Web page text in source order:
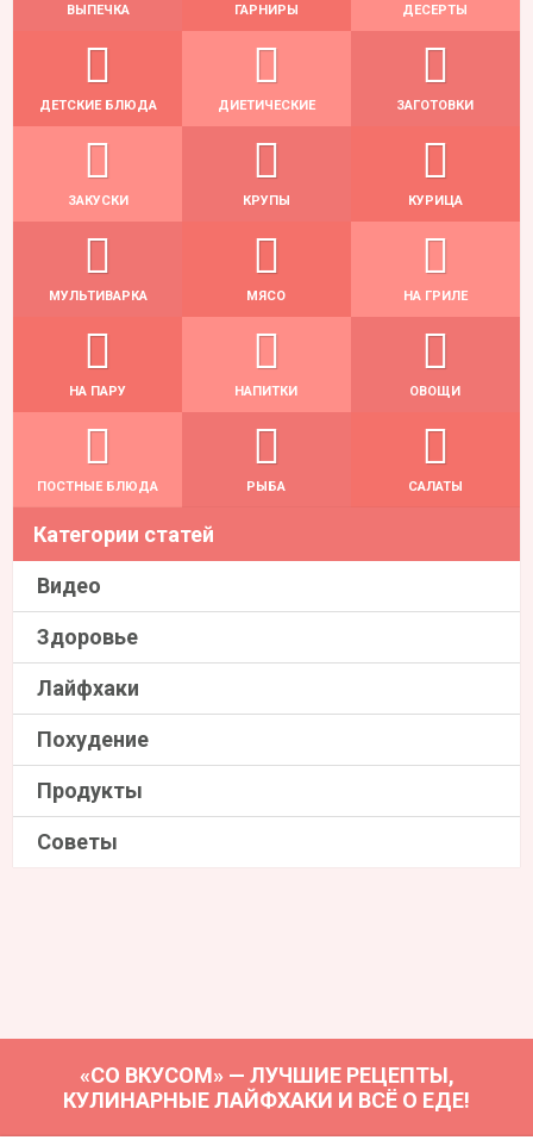
ВЫПЕЧКА ГАРНИРЫ ДЕСЕРТЫ
ДЕТСКИЕ БЛЮДА ДИЕТИЧЕСКИЕ ЗАГОТОВКИ
ЗАКУСКИ КРУПЫ КУРИЦА
МУЛЬТИВАРКА МЯСО НА ГРИЛЕ
НА ПАРУ НАПИТКИ ОВОЩИ
ПОСТНЫЕ БЛЮДА РЫБА САЛАТЫ
Категории статей
Видео
Здоровье
Лайфхаки
Похудение
Продукты
Советы
«СО ВКУСОМ» — ЛУЧШИЕ РЕЦЕПТЫ,
КУЛИНАРНЫЕ ЛАЙФХАКИ И ВСЁ О ЕДЕ!